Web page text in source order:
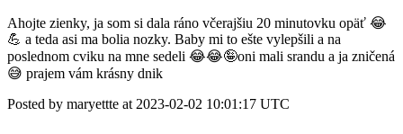
Ahojte zienky, ja som si dala ráno včerajšiu 20 minutovku opäť 😂
💪 a teda asi ma bolia nozky. Baby mi to ešte vylepšili a na
poslednom cviku na mne sedeli 😂😂🤪oni mali srandu a ja zničená
😅 prajem vám krásny dnik
Posted by maryettte at 2023-02-02 10:01:17 UTC